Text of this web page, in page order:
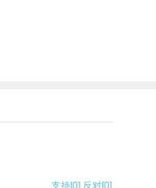
支持[0] 反对[0]